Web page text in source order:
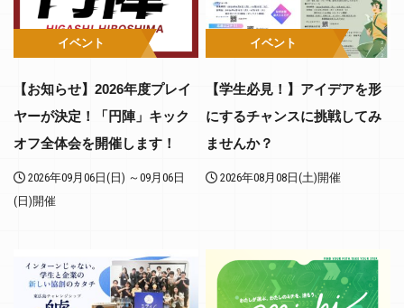
イベント
【お知らせ】2026年度プレイ
ヤーが決定！「円陣」キック
オフ全体会を開催します！
2026年09月06日(日) ～09月06日
(日)開催
イベント
【学生必見！】アイデアを形
にするチャンスに挑戦してみ
ませんか？
2026年08月08日(土)開催